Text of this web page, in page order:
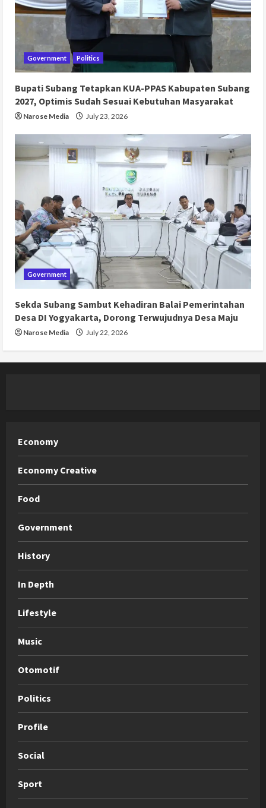
Government Politics
Bupati Subang Tetapkan KUA-PPAS Kabupaten Subang
2027, Optimis Sudah Sesuai Kebutuhan Masyarakat
Narose Media July 23, 2026
Government
Sekda Subang Sambut Kehadiran Balai Pemerintahan
Desa DI Yogyakarta, Dorong Terwujudnya Desa Maju
Narose Media July 22, 2026
Economy
Economy Creative
Food
Government
History
In Depth
Lifestyle
Music
Otomotif
Politics
Profile
Social
Sport